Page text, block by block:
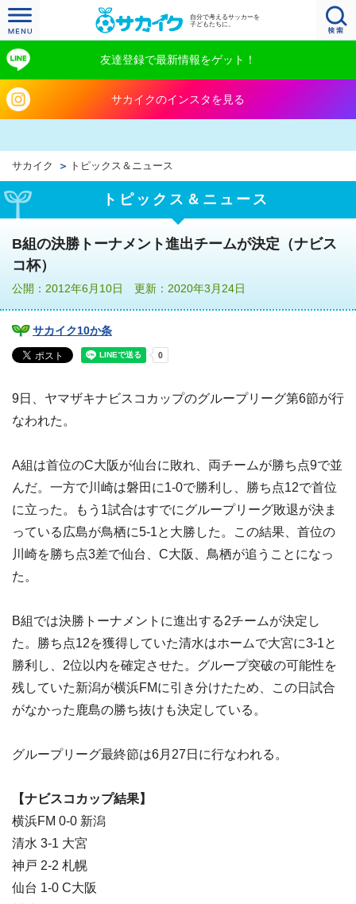
自分で考えるサッカーを
子どもたちに。
友達登録で最新情報をゲット！
サカイクのインスタを見る
サカイク トピックス＆ニュース
トピックス＆ニュース
B組の決勝トーナメント進出チームが決定（ナビス
コ杯）
公開：2012年6月10日 更新：2020年3月24日
サカイク10か条
9日、ヤマザキナビスコカップのグループリーグ第6節が行
なわれた。
A組は首位のC大阪が仙台に敗れ、両チームが勝ち点9で並
んだ。一方で川崎は磐田に1-0で勝利し、勝ち点12で首位
に立った。もう1試合はすでにグループリーグ敗退が決ま
っている広島が鳥栖に5-1と大勝した。この結果、首位の
川崎を勝ち点3差で仙台、C大阪、鳥栖が追うことになっ
た。
B組では決勝トーナメントに進出する2チームが決定し
た。勝ち点12を獲得していた清水はホームで大宮に3-1と
勝利し、2位以内を確定させた。グループ突破の可能性を
残していた新潟が横浜FMに引き分けたため、この日試合
がなかった鹿島の勝ち抜けも決定している。
グループリーグ最終節は6月27日に行なわれる。
【ナビスコカップ結果】
横浜FM 0-0 新潟
清水 3-1 大宮
神戸 2-2 札幌
仙台 1-0 C大阪